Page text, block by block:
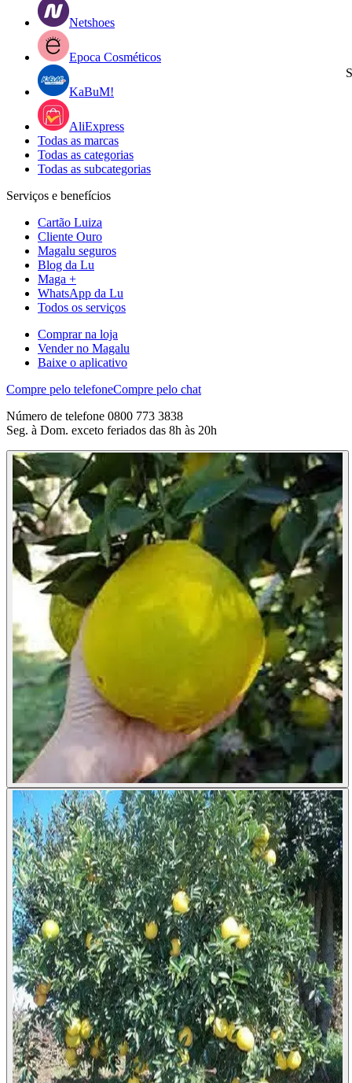
Netshoes
Epoca Cosméticos
KaBuM!
AliExpress
Todas as marcas
Todas as categorias
Todas as subcategorias
Serviços e benefícios
Cartão Luiza
Cliente Ouro
Magalu seguros
Blog da Lu
Maga +
WhatsApp da Lu
Todos os serviços
Comprar na loja
Vender no Magalu
Baixe o aplicativo
Compre pelo telefoneCompre pelo chat
Número de telefone 0800 773 3838
Seg. à Dom. exceto feriados das 8h às 20h